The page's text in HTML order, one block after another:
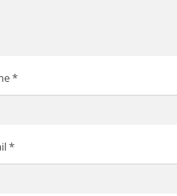
*
*